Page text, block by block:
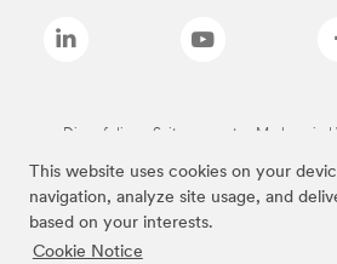
This website uses cookies on your
navigation, analyze site usage, and
based on your interests.
Cookie Notice
Die auf dieser Seite genannten Marken sind